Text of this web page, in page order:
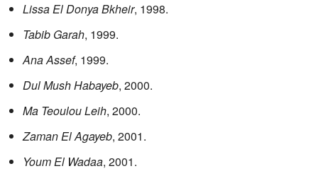
Lissa El Donya Bkheir, 1998.
Tabib Garah, 1999.
Ana Assef, 1999.
Dul Mush Habayeb, 2000.
Ma Teoulou Leih, 2000.
Zaman El Agayeb, 2001.
Youm El Wadaa, 2001.